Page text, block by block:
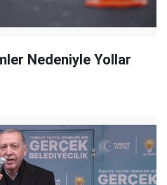
Nedeniyle Yollar